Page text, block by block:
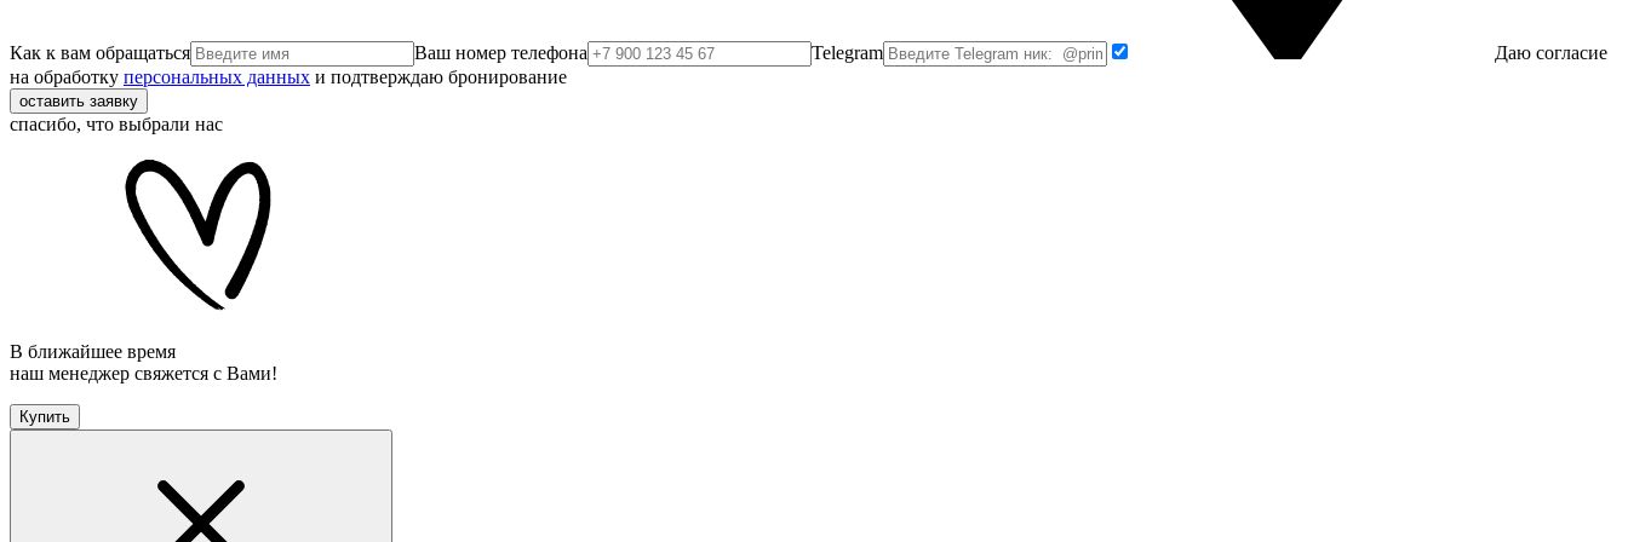
Как к вам обращаться Ваш номер телефона Telegram
Даю согласие
на обработку персональных данных и подтверждаю бронирование
оставить заявку
спасибо, что выбрали нас
В ближайшее время
наш менеджер свяжется с Вами!
Купить